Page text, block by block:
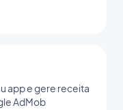
app e gere receita
AdMob